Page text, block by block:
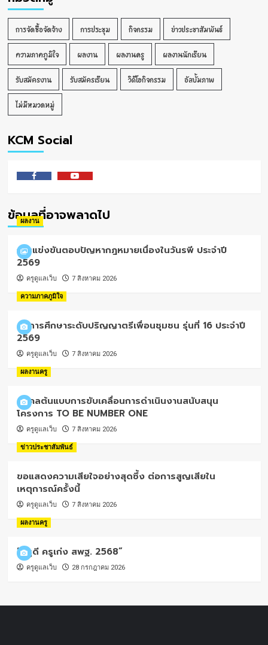
การจัดซื้อจัดจ้าง การประชุม กิจกรรม ข่าวประชาสัมพันธ์
ความภาคภูมิใจ ผลงาน ผลงานครู ผลงานนักเรียน
รับสมัครงาน รับสมัครเรียน วิดีโอกิจกรรม อัลบั้มภาพ
ไม่มีหมวดหมู่
KCM Social
ข้อมูลที่อาจพลาดไป
ผลงาน
การแข่งขันตอบปัญหากฎหมายเนื่องในวันรพี ประจำปี
2569
ครูดูแลเว็บ 7 สิงหาคม 2026
ความภาคภูมิใจ
ทุนการศึกษาระดับปริญญาตรีเพื่อนชุมชน รุ่นที่ 16 ประจำปี
2569
ครูดูแลเว็บ 7 สิงหาคม 2026
ผลงานครู
บุคคลต้นแบบการขับเคลื่อนการดำเนินงานสนับสนุน
โครงการ TO BE NUMBER ONE
ครูดูแลเว็บ 7 สิงหาคม 2026
ข่าวประชาสัมพันธ์
ขอแสดงความเสียใจอย่างสุดซึ้ง ต่อการสูญเสียใน
เหตุการณ์ครั้งนี้
ครูดูแลเว็บ 7 สิงหาคม 2026
ผลงานครู
“ครูดี ครูเก่ง สพฐ. 2568”
ครูดูแลเว็บ 28 กรกฎาคม 2026